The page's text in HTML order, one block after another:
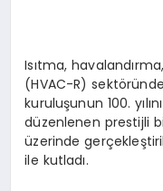
Isıtma,
(HVAC-R)
kuruluşunun 100.
düzenlenen prestijli
üzerinde
ile kutladı.